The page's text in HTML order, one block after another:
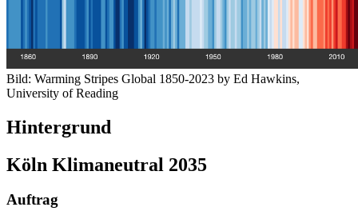
Bild: Warming Stripes Global 1850-2023 by Ed Hawkins,
University of Reading
Hintergrund
Köln Klimaneutral 2035
Auftrag